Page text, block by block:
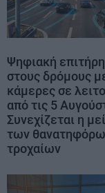
Ψηφιακή
στους δρόμους
κάμερες σε
από τις 5
Συνεχίζεται η
των
τροχαίων